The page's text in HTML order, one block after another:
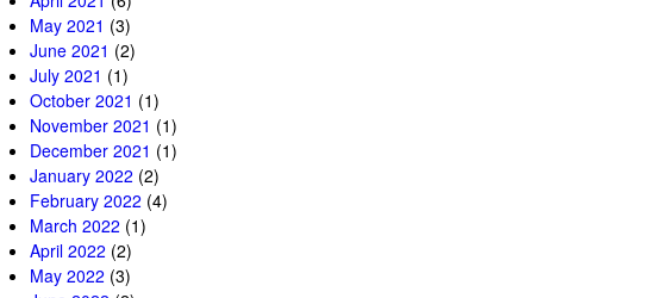
May 2021 (3)
June 2021 (2)
July 2021 (1)
October 2021 (1)
November 2021 (1)
December 2021 (1)
January 2022 (2)
February 2022 (4)
March 2022 (1)
April 2022 (2)
May 2022 (3)